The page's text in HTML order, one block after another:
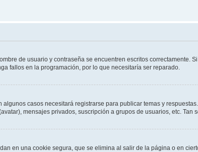
de usuario y contraseña se encuentren escritos correctamente.
fallos en la programación, por lo que necesitaría ser reparado.
casos necesitará registrarse para publicar temas y
mensajes privados, suscripción a grupos de usuarios, etc. Tan
en una cookie segura, que se elimina al salir de la página o en